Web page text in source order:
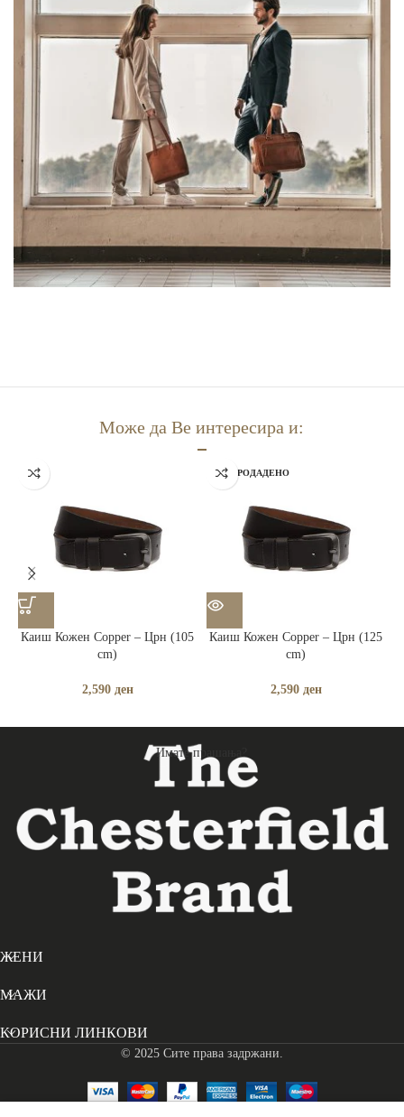
Може да Ве интересира и:
Каиш Кожен Copper – Црн (105
cm)
2,590 ден
РАСПРОДАДЕНО
Каиш Кожен Copper – Црн (125
cm)
2,590 ден
Имате прашања?
ЖЕНИ
МАЖИ
КОРИСНИ ЛИНКОВИ
© 2025 Сите права задржани.